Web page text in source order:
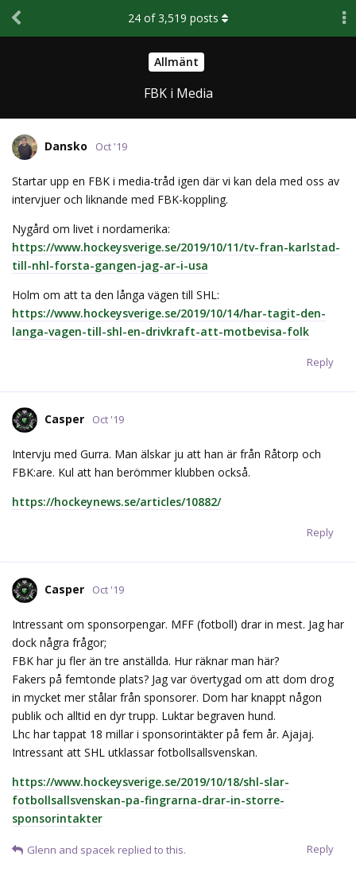
Allmänt
FBK i Media
24 of3,519 posts
Dansko Oct '19
Startar upp en FBK i media-tråd igen där vi kan dela med oss av
intervjuer och liknande med FBK-koppling.
Nygård om livet i nordamerika:
https://www.hockeysverige.se/2019/10/11/tv-fran-karlstad-
till-nhl-forsta-gangen-jag-ar-i-usa
Holm om att ta den långa vägen till SHL:
https://www.hockeysverige.se/2019/10/14/har-tagit-den-
langa-vagen-till-shl-en-drivkraft-att-motbevisa-folk
Reply
Casper Oct '19
Intervju med Gurra. Man älskar ju att han är från Råtorp och
FBK:are. Kul att han berömmer klubben också.
https://hockeynews.se/articles/10882/
Reply
Casper Oct '19
Intressant om sponsorpengar. MFF (fotboll) drar in mest. Jag har
dock några frågor;
FBK har ju fler än tre anställda. Hur räknar man här?
Fakers på femtonde plats? Jag var övertygad om att dom drog
in mycket mer stålar från sponsorer. Dom har knappt någon
publik och alltid en dyr trupp. Luktar begraven hund.
Lhc har tappat 18 millar i sponsorintäkter på fem år. Ajajaj.
Intressant att SHL utklassar fotbollsallsvenskan.
https://www.hockeysverige.se/2019/10/18/shl-slar-
fotbollsallsvenskan-pa-fingrarna-drar-in-storre-
sponsorintakter
Reply
Glenn and spacek replied to this.